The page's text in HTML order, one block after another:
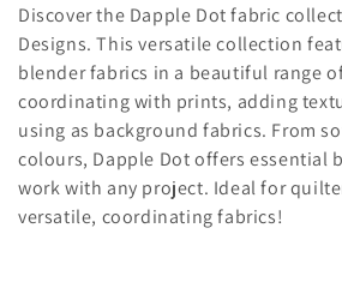
t
e
g
o
r
Discover the Dapple Dot fabric
Designs. This versatile collection
blender fabrics in a beautiful range
coordinating with prints, adding
using as background fabrics. From
colours, Dapple Dot offers essential
work with any project. Ideal for
versatile, coordinating fabrics!